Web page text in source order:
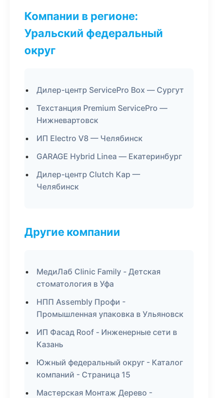
Компании в регионе:
Уральский федеральный
округ
Дилер-центр ServicePro Box — Сургут
Техстанция Premium ServicePro —
Нижневартовск
ИП Electro V8 — Челябинск
GARAGE Hybrid Linea — Екатеринбург
Дилер-центр Clutch Кар —
Челябинск
Другие компании
МедиЛаб Clinic Family - Детская
стоматология в Уфа
НПП Assembly Профи -
Промышленная упаковка в Ульяновск
ИП Фасад Roof - Инженерные сети в
Казань
Южный федеральный округ - Каталог
компаний - Страница 15
Мастерская Монтаж Дерево -